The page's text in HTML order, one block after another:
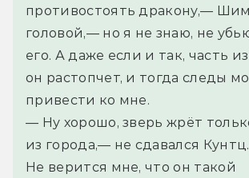
противостоять дракону,—
головой,— но я не знаю, не
его. А даже если и так, часть
он растопчет, и тогда следы
привести ко мне.
— Ну хорошо, зверь жрёт
из города,— не сдавался
Не верится мне, что он такой